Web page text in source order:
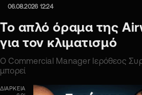
06.08.2026 12:24
Το απλό όραμα της
για τον κλιματισμό
Ο Commercial Manager Ιερόθεος
μπορεί
ΔΙΑΡΚΕΙΑ